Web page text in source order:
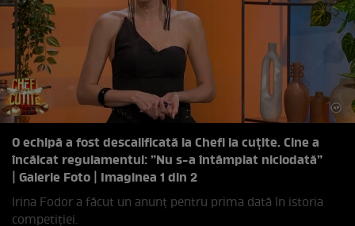
O echipă a fost descalificată la Chefi la cuțite. Cine a
încălcat regulamentul: ”Nu s-a întâmplat niciodată”
| Galerie Foto | Imaginea 1 din 2
Irina Fodor a făcut un anunț pentru prima dată în istoria
competiției.